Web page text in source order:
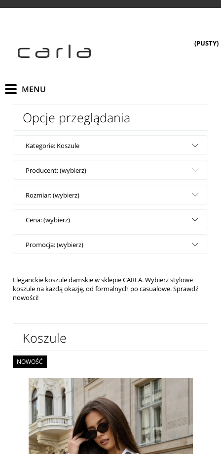
(PUSTY)
Opcje przeglądania
Kategorie: Koszule
Producent: (wybierz)
Rozmiar: (wybierz)
Cena: (wybierz)
Promocja: (wybierz)
Eleganckie koszule damskie w sklepie CARLA. Wybierz stylowe
koszule na każdą okazję, od formalnych po casualowe.Sprawdź
nowości!
Koszule
NOWOŚĆ